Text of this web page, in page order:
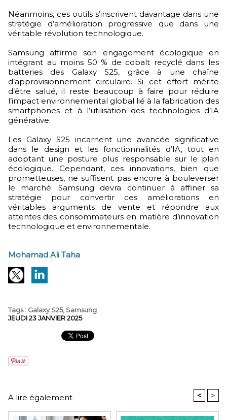
Néanmoins, ces outils s’inscrivent davantage dans une
stratégie d’amélioration progressive que dans une
véritable révolution technologique.
Samsung affirme son engagement écologique en
intégrant au moins 50 % de cobalt recyclé dans les
batteries des Galaxy S25, grâce à une chaîne
d’approvisionnement circulaire. Si cet effort mérite
d’être salué, il reste beaucoup à faire pour réduire
l’impact environnemental global lié à la fabrication des
smartphones et à l’utilisation des technologies d’IA
générative.
Les Galaxy S25 incarnent une avancée significative
dans le design et les fonctionnalités d’IA, tout en
adoptant une posture plus responsable sur le plan
écologique. Cependant, ces innovations, bien que
prometteuses, ne suffisent pas encore à bouleverser
le marché. Samsung devra continuer à affiner sa
stratégie pour convertir ces améliorations en
véritables arguments de vente et répondre aux
attentes des consommateurs en matière d’innovation
technologique et environnementale.
Mohamad Ali Taha
Tags: Galaxy S25, Samsung
JEUDI 23 JANVIER 2025
A lire également < >